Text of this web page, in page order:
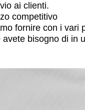
ai clienti.
competitivo
fornire con i
bisogno di in